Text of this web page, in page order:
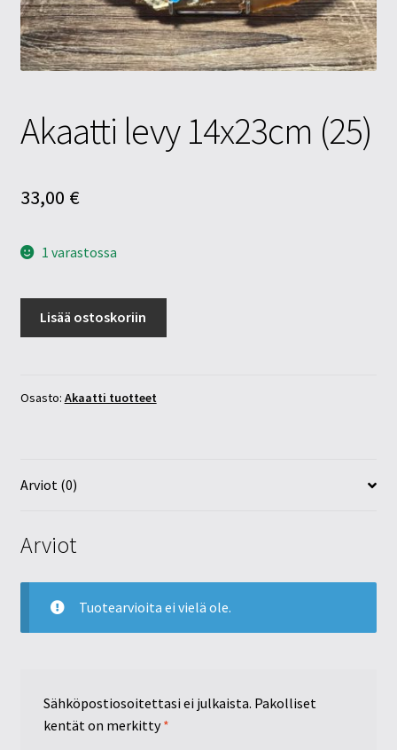
Tietosuojaseloste
Tuotteet
Akaatti levy 14x23cm (25)
33,00 €
1 varastossa
määrä
Lisää ostoskoriin
Osasto: Akaatti tuotteet
Arviot (0)
Arviot
Tuotearvioita ei vielä ole.
Sähköpostiosoitettasi ei julkaista. Pakolliset
kentät on merkitty*